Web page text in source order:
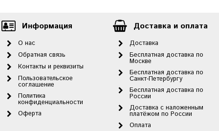
Информация
О нас
Обратная связь
Контакты и реквизиты
Пользовательское
соглашение
Политика
конфиденциальности
Оферта
Доставка и оплата
Доставка
Бесплатная доставка по
Москве
Бесплатная доставка по
Санкт-Петербургу
Бесплатная доставка по
России
Доставка с наложенным
платёжом по России
Оплата